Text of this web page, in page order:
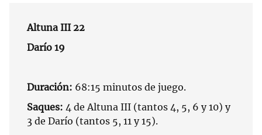
Altuna III 22
Darío 19
Duración: 68:15 minutos de juego.
Saques: 4 de Altuna III (tantos 4, 5, 6 y 10) y
3 de Darío (tantos 5, 11 y 15).